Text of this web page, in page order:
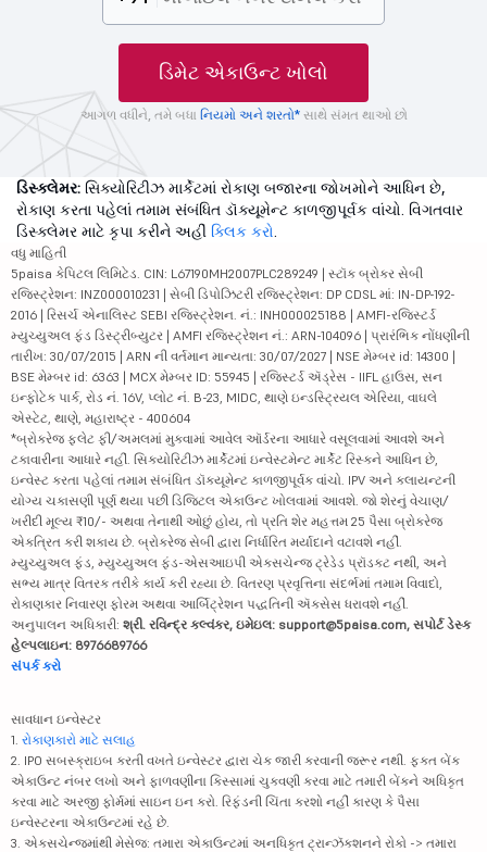
ડિમેટ એકાઉન્ટ ખોલો
આગળ વધીને, તમે બધા નિયમો અને શરતો*સાથે સંમત થાઓ છો
ડિસ્ક્લેમર: સિક્યોરિટીઝ માર્કેટમાં રોકાણ બજારના જોખમોને આધિન છે,
રોકાણ કરતા પહેલાં તમામ સંબંધિત ડૉક્યૂમેન્ટ કાળજીપૂર્વક વાંચો. વિગતવાર
ડિસ્ક્લેમર માટે કૃપા કરીને અહીં ક્લિક કરો.
વધુ માહિતી
5paisa કેપિટલ લિમિટેડ. CIN: L67190MH2007PLC289249 | સ્ટૉક બ્રોકર સેબી
રજિસ્ટ્રેશન: INZ000010231 | સેબી ડિપોઝિટરી રજિસ્ટ્રેશન: DP CDSL માં: IN-DP-192-
2016 | રિસર્ચ એનાલિસ્ટ SEBI રજિસ્ટ્રેશન. નં.: INH000025188 | AMFI-રજિસ્ટર્ડ
મ્યુચ્યુઅલ ફંડ ડિસ્ટ્રીબ્યુટર | AMFI રજિસ્ટ્રેશન નં.: ARN-104096 | પ્રારંભિક નોંધણીની
તારીખ: 30/07/2015 | ARN ની વર્તમાન માન્યતા: 30/07/2027 | NSE મેમ્બર id: 14300 |
BSE મેમ્બર id: 6363 | MCX મેમ્બર ID: 55945 | રજિસ્ટર્ડ ઍડ્રેસ - IIFL હાઉસ, સન
ઇન્ફોટેક પાર્ક, રોડ નં. 16V, પ્લોટ નં. B-23, MIDC, થાણે ઇન્ડસ્ટ્રિયલ એરિયા, વાઘલે
એસ્ટેટ, થાણે, મહારાષ્ટ્ર - 400604
*બ્રોકરેજ ફ્લેટ ફી/અમલમાં મુકવામાં આવેલ ઑર્ડરના આધારે વસૂલવામાં આવશે અને
ટકાવારીના આધારે નહીં. સિક્યોરિટીઝ માર્કેટમાં ઇન્વેસ્ટમેન્ટ માર્કેટ રિસ્કને આધિન છે,
ઇન્વેસ્ટ કરતા પહેલાં તમામ સંબંધિત ડૉક્યૂમેન્ટ કાળજીપૂર્વક વાંચો. IPV અને ક્લાયન્ટની
યોગ્ય ચકાસણી પૂર્ણ થયા પછી ડિજિટલ એકાઉન્ટ ખોલવામાં આવશે. જો શેરનું વેચાણ/
ખરીદી મૂલ્ય ₹10/- અથવા તેનાથી ઓછું હોય, તો પ્રતિ શેર મહત્તમ 25 પૈસા બ્રોકરેજ
એકત્રિત કરી શકાય છે. બ્રોકરેજ સેબી દ્વારા નિર્ધારિત મર્યાદાને વટાવશે નહીં.
મ્યુચ્યુઅલ ફંડ, મ્યુચ્યુઅલ ફંડ-એસઆઇપી એક્સચેન્જ ટ્રેડેડ પ્રૉડક્ટ નથી, અને
સભ્ય માત્ર વિતરક તરીકે કાર્ય કરી રહ્યા છે. વિતરણ પ્રવૃત્તિના સંદર્ભમાં તમામ વિવાદો,
રોકાણકાર નિવારણ ફોરમ અથવા આર્બિટ્રેશન પદ્ધતિની ઍક્સેસ ધરાવશે નહીં.
અનુપાલન અધિકારી: શ્રી. રવિન્દ્ર કલ્વંકર, ઇમેઇલ: support@5paisa.com, સપોર્ટ ડેસ્ક
હેલ્પલાઇન: 8976689766
સંપર્ક કરો
સાવધાન ઇન્વેસ્ટર
1. રોકાણકારો માટે સલાહ
2. IPO સબસ્ક્રાઇબ કરતી વખતે ઇન્વેસ્ટર દ્વારા ચેક જારી કરવાની જરૂર નથી. ફક્ત બેંક
એકાઉન્ટ નંબર લખો અને ફાળવણીના કિસ્સામાં ચુકવણી કરવા માટે તમારી બેંકને અધિકૃત
કરવા માટે અરજી ફોર્મમાં સાઇન ઇન કરો. રિફંડની ચિંતા કરશો નહીં કારણ કે પૈસા
ઇન્વેસ્ટરના એકાઉન્ટમાં રહે છે.
3. એક્સચેન્જમાંથી મેસેજ: તમારા એકાઉન્ટમાં અનધિકૃત ટ્રાન્ઝૅક્શનને રોકો -> તમારા